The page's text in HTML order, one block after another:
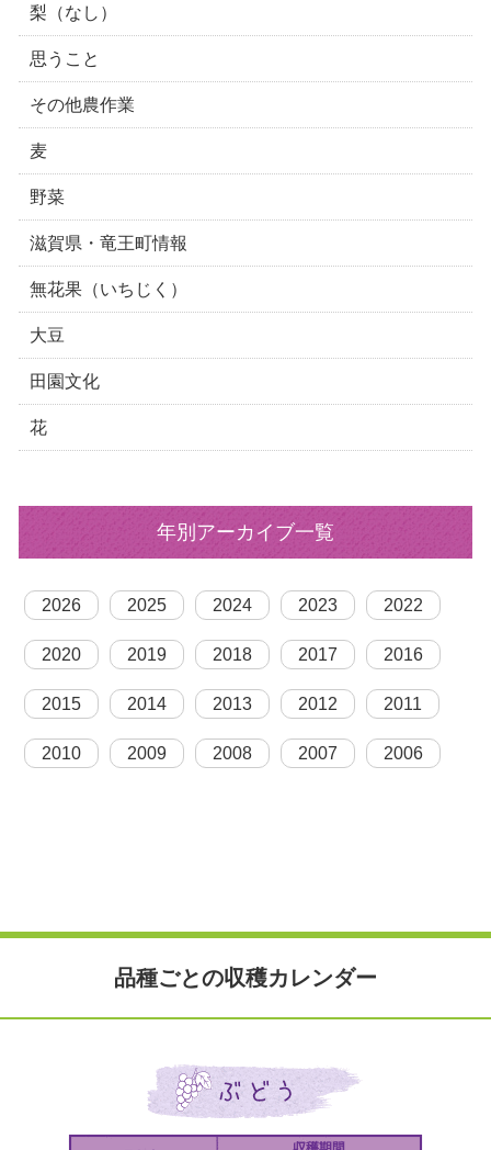
梨（なし）
思うこと
その他農作業
麦
野菜
滋賀県・竜王町情報
無花果（いちじく）
大豆
田園文化
花
年別アーカイブ一覧
2026 2025 2024 2023 2022
2020 2019 2018 2017 2016
2015 2014 2013 2012 2011
2010 2009 2008 2007 2006
品種ごとの収穫カレンダー